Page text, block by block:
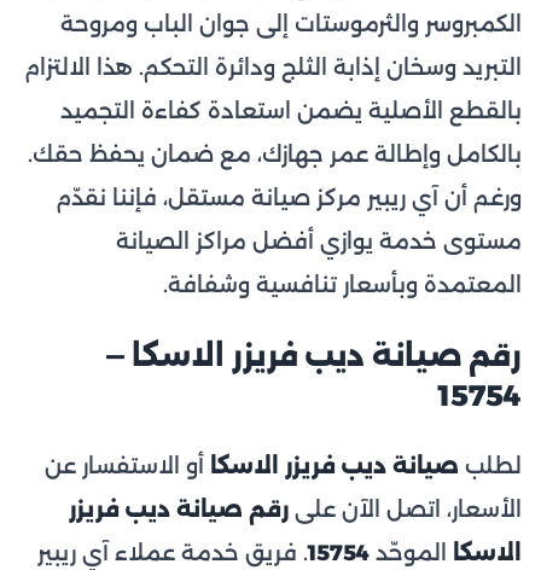
الكمبروسر والثرموستات إلى جوان الباب ومروحة
التبريد وسخان إذابة الثلج ودائرة التحكم. هذا الالتزام
بالقطع الأصلية يضمن استعادة كفاءة التجميد
بالكامل وإطالة عمر جهازك، مع ضمان يحفظ حقك.
ورغم أن آي ريبير مركز صيانة مستقل، فإننا نقدّم
مستوى خدمة يوازي أفضل مراكز الصيانة
المعتمدة وبأسعار تنافسية وشفافة.
رقم صيانة ديب فريزر الاسكا —
15754
لطلب صيانة ديب فريزر الاسكا أو الاستفسار عن
الأسعار، اتصل الآن على رقم صيانة ديب فريزر
الاسكا
الموحّد 15754. فريق خدمة عملاء آي ريبير